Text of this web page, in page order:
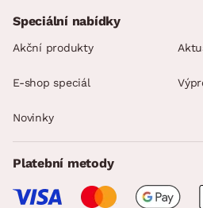
Speciální nabídky
Akční produkty
E-shop speciál
Novinky
Platební metody